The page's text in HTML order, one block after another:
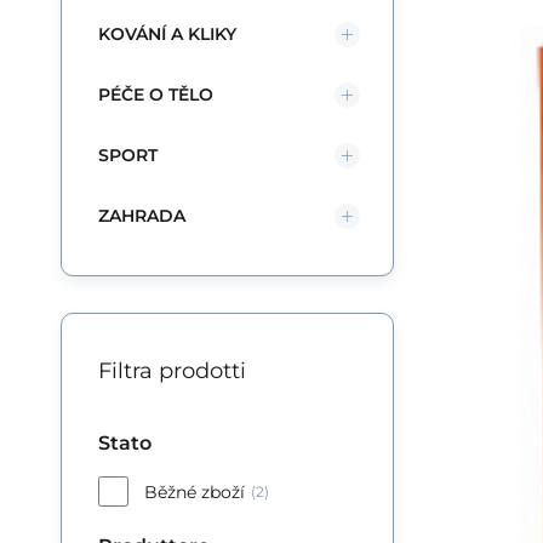
KOVÁNÍ A KLIKY
PÉČE O TĚLO
SPORT
ZAHRADA
Filtra prodotti
Stato
Běžné zboží (2)